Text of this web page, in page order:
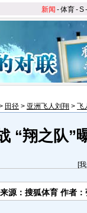
新闻 -体育-S-
田径 > 亚洲飞人刘翔 > 飞
“翔之队”
[
来源：搜狐体育 作者：